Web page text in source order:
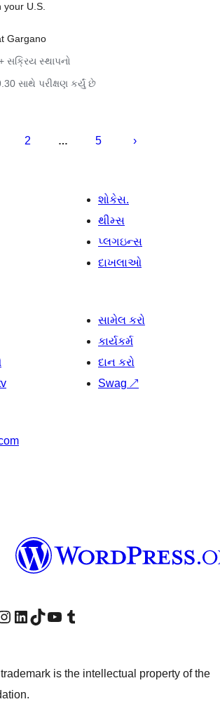
your U.S.
Gargano
સક્રિય સ્થાપનો
સાથે પરીક્ષણ કર્યું છે
2 … 5
શોકેસ.
થીમ્સ
પ્લગઇન્સ
દાખલાઓ
સામેલ કરો
કાર્યકર્મ
દાન કરો
Swag ↗
એકાઉન્ટની મુલાકાત લો અમારા LinkedIn એકાઉન્ટની મુલાકાત લોઅમારા TikTok એકાઉન્ટની મુલાકાત લોઅમારી YouTube ચેનલની મુલાકાત લો અમારા Tumblr એકાઉન્ટની મુલાકાત લો
is the intellectual property of the